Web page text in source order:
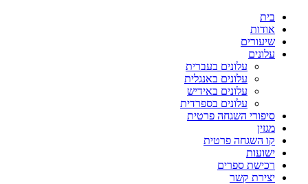
בית
אודות
שיעורים
עלונים
עלונים בעברית
עלונים באנגלית
עלונים באידיש
עלונים בספרדית
סיפורי השגחה פרטית
מגזין
קו השגחה פרטית
ישועות
רכישת ספרים
יצירת קשר